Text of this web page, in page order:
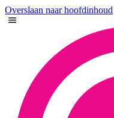
Overslaan naar hoofdinhoud